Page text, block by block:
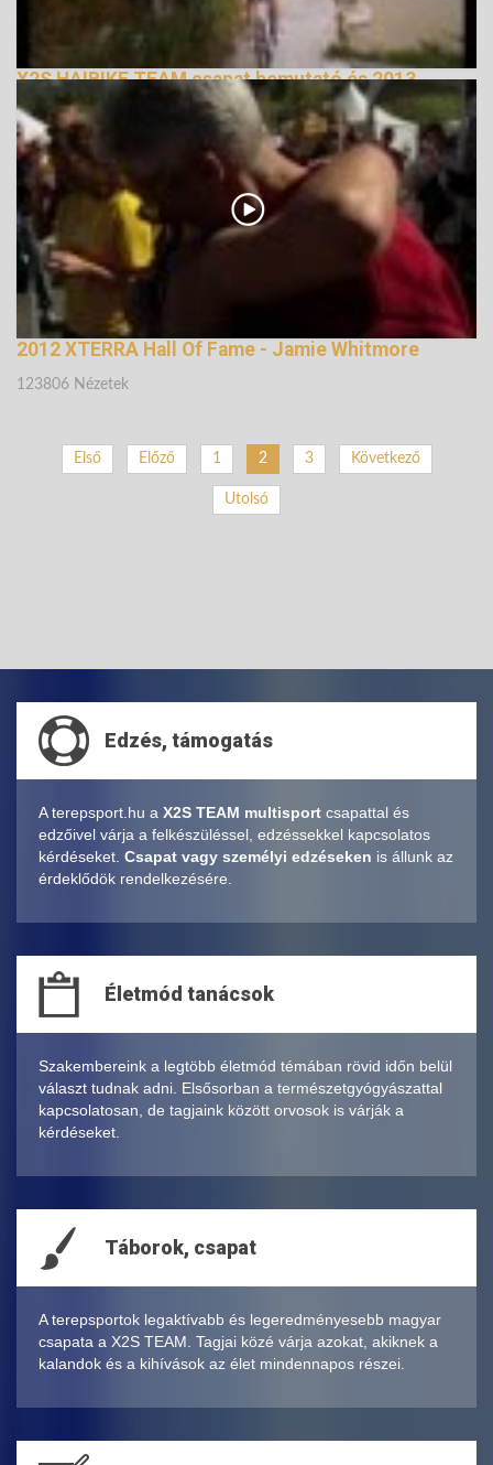
X2S HAIBIKE TEAM csapat bemutató és 2013
előzetes
177469 Nézetek
2012 XTERRA Hall Of Fame - Jamie Whitmore
123806 Nézetek
Első Előző 1 2 3 Következő
Utolsó
Edzés, támogatás
A terepsport.hu a X2S TEAM multisport csapattal és
edzőivel várja a felkészüléssel, edzéssekkel kapcsolatos
kérdéseket. Csapat vagy személyi edzéseken is állunk az
érdeklődök rendelkezésére.
Életmód tanácsok
Szakembereink a legtöbb életmód témában rövid időn belül
választ tudnak adni. Elsősorban a természetgyógyászattal
kapcsolatosan, de tagjaink között orvosok is várják a
kérdéseket.
Táborok, csapat
A terepsportok legaktívabb és legeredményesebb magyar
csapata a X2S TEAM. Tagjai közé várja azokat, akiknek a
kalandok és a kihívások az élet mindennapos részei.